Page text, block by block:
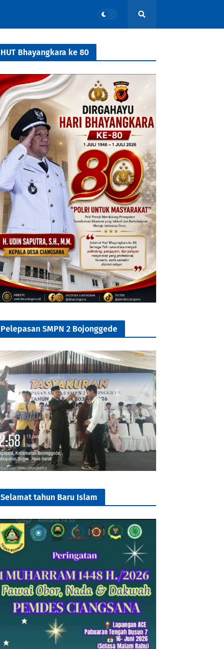
HUT Bhayangkara ke 80
Pelepasan SMPN 2 Bojonggede
Selamat tahun Baru Islam